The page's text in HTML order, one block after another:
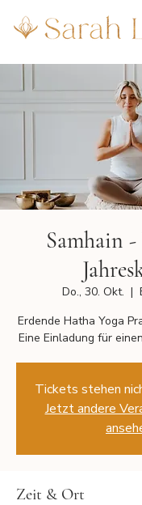
Samhain
Do., 30. Okt.
  |
Erdende Hatha Yoga
Eine Einladung für
Tickets stehen
Jetzt andere
Zeit & Ort